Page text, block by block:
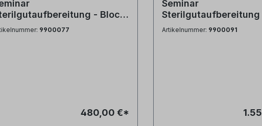
- Block
9900077
480,00 €*
Seminar
Sterilgutaufbereitung
1 bis Block 5
Artikelnummer: 9900091